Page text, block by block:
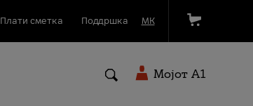
Плати сметка Поддршка МК
Мојот A1